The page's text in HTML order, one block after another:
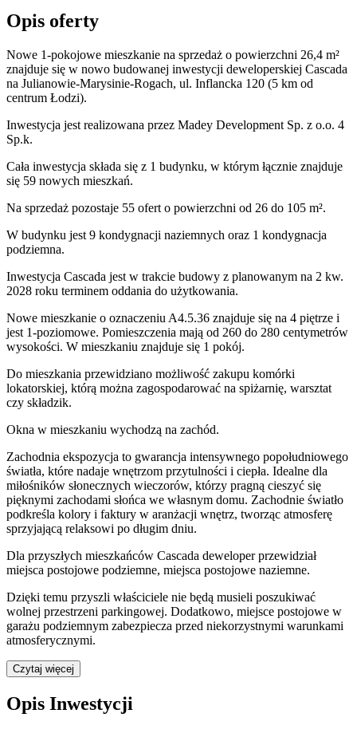
Opis oferty
Nowe 1-pokojowe mieszkanie na sprzedaż o powierzchni 26,4 m²
znajduje się w nowo budowanej inwestycji deweloperskiej Cascada
na Julianowie-Marysinie-Rogach, ul. Inflancka 120 (5 km od
centrum Łodzi).
Inwestycja jest realizowana przez Madey Development Sp. z o.o. 4
Sp.k.
Cała inwestycja składa się z 1 budynku, w którym łącznie znajduje
się 59 nowych mieszkań.
Na sprzedaż pozostaje 55 ofert o powierzchni od 26 do 105 m².
W budynku jest 9 kondygnacji naziemnych oraz 1 kondygnacja
podziemna.
Inwestycja Cascada jest w trakcie budowy z planowanym na 2 kw.
2028 roku terminem oddania do użytkowania.
Nowe mieszkanie o oznaczeniu A4.5.36 znajduje się na 4 piętrze i
jest 1-poziomowe. Pomieszczenia mają od 260 do 280 centymetrów
wysokości. W mieszkaniu znajduje się 1 pokój.
Do mieszkania przewidziano możliwość zakupu komórki
lokatorskiej, którą można zagospodarować na spiżarnię, warsztat
czy składzik.
Okna w mieszkaniu wychodzą na zachód.
Zachodnia ekspozycja to gwarancja intensywnego popołudniowego
światła, które nadaje wnętrzom przytulności i ciepła. Idealne dla
miłośników słonecznych wieczorów, którzy pragną cieszyć się
pięknymi zachodami słońca we własnym domu. Zachodnie światło
podkreśla kolory i faktury w aranżacji wnętrz, tworząc atmosferę
sprzyjającą relaksowi po długim dniu.
Dla przyszłych mieszkańców Cascada deweloper przewidział
miejsca postojowe podziemne, miejsca postojowe naziemne.
Dzięki temu przyszli właściciele nie będą musieli poszukiwać
wolnej przestrzeni parkingowej. Dodatkowo, miejsce postojowe w
garażu podziemnym zabezpiecza przed niekorzystnymi warunkami
atmosferycznymi.
Czytaj więcej
Opis Inwestycji